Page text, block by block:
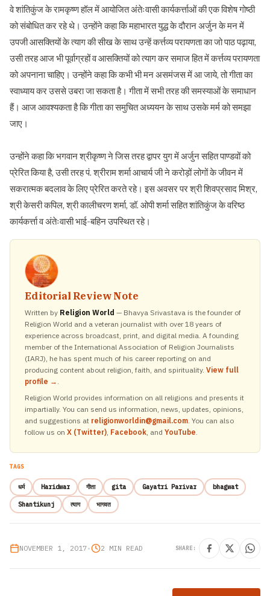
वे शांतिकुंज के रामकृष्ण हॉल में आयोजित अंतेःवासी कार्यकर्त्ताओं की एक विशेष गोष्ठी
को संबोधित कर रहे थे। उन्होंने कहा कि महाभारत युद्ध के दौरान अर्जुन के मन में
उपजी आसक्तियों के त्याग की सीख के साथ उन्हें कर्त्तव्य परायणता का जो पाठ पढ़ाया,
उसी तरह आज भी पूर्वाग्रहों व आसक्तियों को त्याग कर समाज हित में कर्त्तव्य परायणता
को अपनाना चाहिए। उन्होंने कहा कि कभी भी मन असमंजस में आ जाये, तो गीता का
स्वाध्याय कर उससे उबरा जा सकता है। गीता में सभी तरह की समस्याओं के समाधान
हैं। आज आवश्यकता है कि गीता का समुचित अध्ययन के साथ उसके मर्म को समझा
जाए।
उन्होंने कहा कि भगवान श्रीकृष्ण ने जिस तरह द्वापर युग में अर्जुन सहित पाण्डवों को
प्रेरित किया है, उसी तरह पं. श्रीराम शर्मा आचार्य जी ने करोड़ों लोगों के जीवन में
सकरात्मक बदलाव के लिए प्रेरित करते रहे। इस अवसर पर श्री शिवप्रसाद मिश्र,
श्री केसरी कपिल, श्री कालीचरण शर्मा, डॉ. ओपी शर्मा सहित शांतिकुंज के वरिष्ठ
कार्यकर्त्ता व अंतेःवासी भाई-बहिन उपस्थित रहे।
Editorial Review Note
Written by Religion World — Bhavya Srivastava is the founder of
Religion World and a veteran journalist with over 18 years of
experience across broadcast, print, and digital media. A founding
member of the International Association of Religion Journalists
(IARJ), he has spent much of his career reporting on and
producing content about religion, faith, and spirituality. View full
profile → .
Religion World provides information on all religions and presents it
impartially. You can send us information, news, updates, opinions,
and suggestions at religionworldin@gmail.com. You can also
follow us on X (Twitter), Facebook, and YouTube.
TAGS
धर्म Haridwar गीता gita Gayatri Parivar bhagwat
Shantikunj त्याग भागवत
NOVEMBER 1, 2017• 2 MIN READ SHARE: